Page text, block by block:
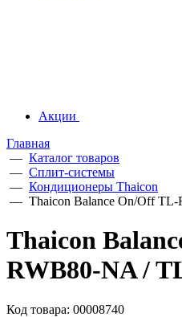
Акции
Главная
— Каталог товаров
— Сплит-системы
— Кондиционеры Thaicon
— Thaicon Balance On/Off
Thaicon
RWB80-NA /
Код товара: 00008740